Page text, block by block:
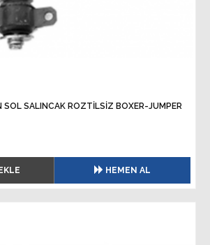
SOL SALINCAK ROZTİLSİZ BOXER-JUMPER
HEMEN AL